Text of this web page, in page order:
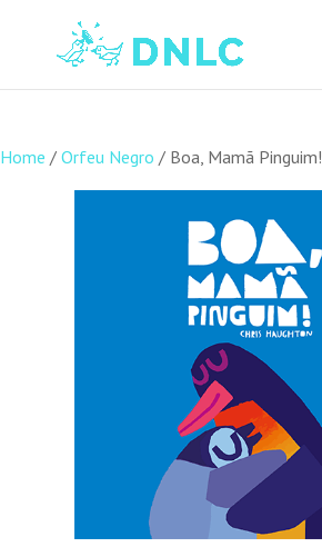
Home / Orfeu Negro / Boa, Mamã Pinguim!